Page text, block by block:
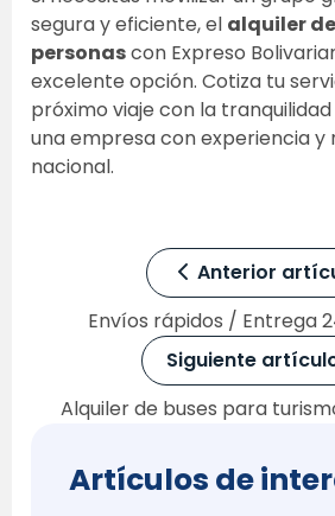
segura y eficiente, el alquiler
personas con Expreso
excelente opción. Cotiza tu
próximo viaje con la
una empresa con experiencia y
nacional.
Anterior
Envíos rápidos / Entrega
Siguiente
Alquiler de buses para
Artículos de